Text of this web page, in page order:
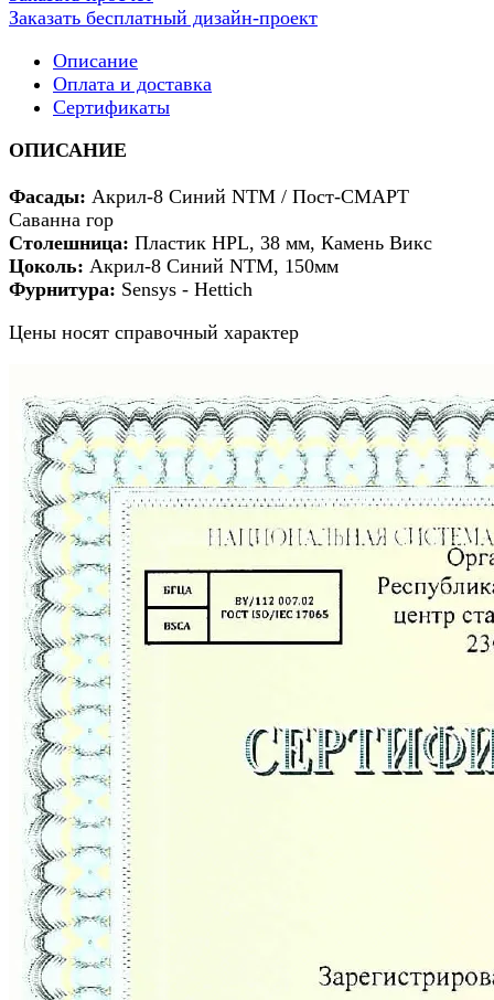
Заказать бесплатный дизайн-проект
Описание
Оплата и доставка
Сертификаты
ОПИСАНИЕ
Фасады: Акрил-8 Синий NTM / Пост-СМАРТ
Саванна гор
Столешница: Пластик HPL, 38 мм, Камень Викс
Цоколь: Акрил-8 Синий NTM, 150мм
Фурнитура: Sensys - Hettich
Цены носят справочный характер